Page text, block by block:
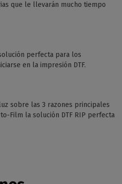
que le llevarán mucho tiempo
perfecta para los
en la impresión DTF.
sobre las 3 razones principales
Film la solución DTF RIP perfecta